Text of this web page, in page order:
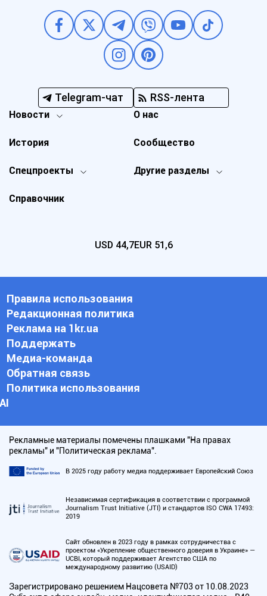
Telegram-чат RSS-лента
Новости
Спецпроекты Другие разделы
История
О нас
Справочник
Сообщество
USD 44,7EUR 51,6
Правила использования
Редакционная политика
Реклама на 1kr.ua
Поддержать
Медиа-команда
Обратная связь
Политика использования
АI
Рекламные материалы помечены плашками "На правах
рекламы" и "Политическая реклама".
В 2025 году работу медиа поддерживает Европейский Союз
Независимая сертификация в соответствии с программой
Journalism Trust Initiative (JTI) и стандартов ISO CWA 17493:
2019
Сайт обновлен в 2023 году в рамках сотрудничества с
проектом «Укрепление общественного доверия в Украине» —
UCBI, который поддерживает Агентство США по
международному развитию (USAID)
Зарегистрировано решением Нацсовета №703 от 10.08.2023